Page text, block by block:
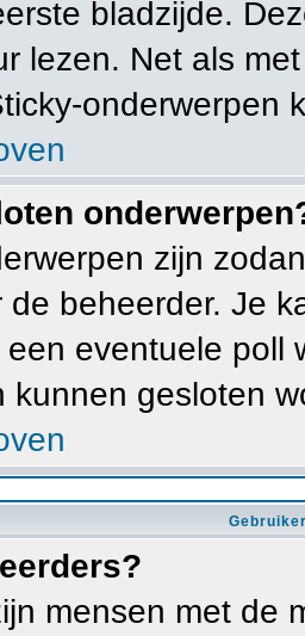
bladzijde.
lezen. Net als
onderwerpen
zijn
de beheerder. Je
eventuele poll
kunnen gesloten
mensen met de